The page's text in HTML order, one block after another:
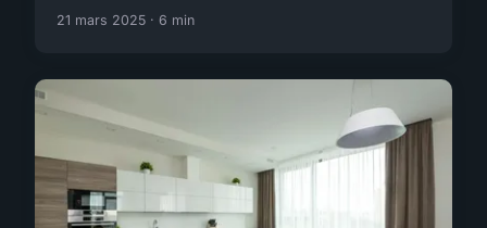
21 mars 2025 · 6 min